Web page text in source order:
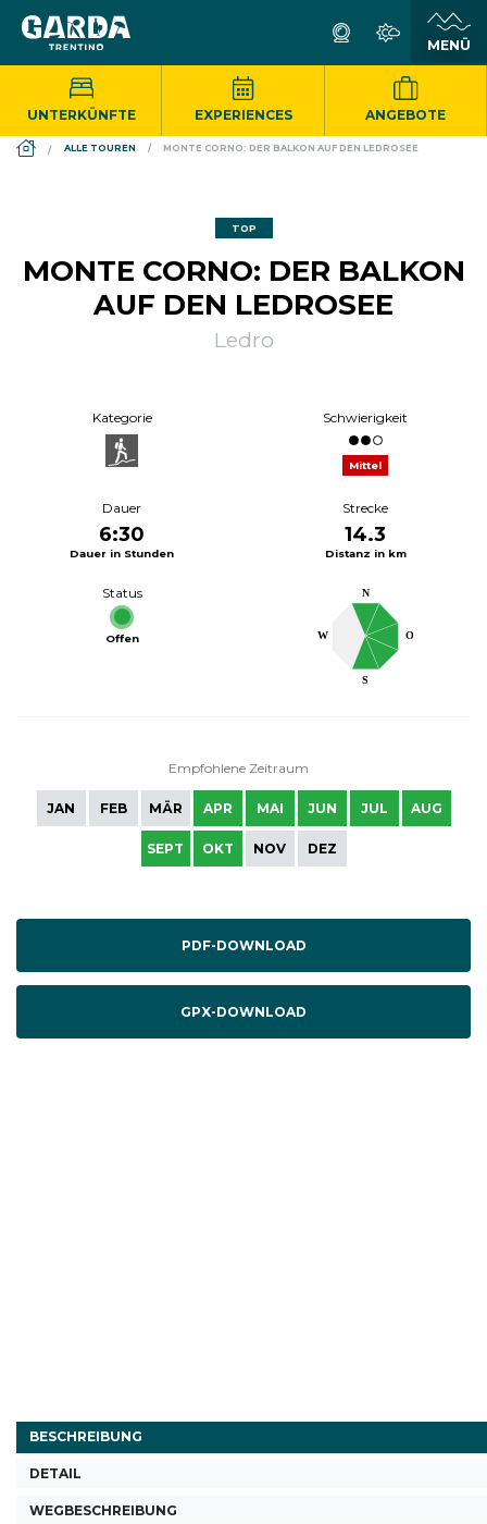
UNTERKÜNFTE EXPERIENCES ANGEBOTE
DS_BREADCRUMB.HOME
ALLE TOUREN MONTE CORNO: DER BALKON AUF DEN LEDROSEE
TOP
MONTE CORNO: DER BALKON
AUF DEN LEDROSEE
Ledro
Kategorie Schwierigkeit
Mittel
Dauer
6:30
Dauer in Stunden
Strecke
14.3
Distanz in km
Status
Offen W
S
O
N
Empfohlene Zeitraum
JAN FEB MÄR APR MAI JUN JUL AUG
SEPT OKT NOV DEZ
PDF-DOWNLOAD
GPX-DOWNLOAD
BESCHREIBUNG
DETAIL
WEGBESCHREIBUNG